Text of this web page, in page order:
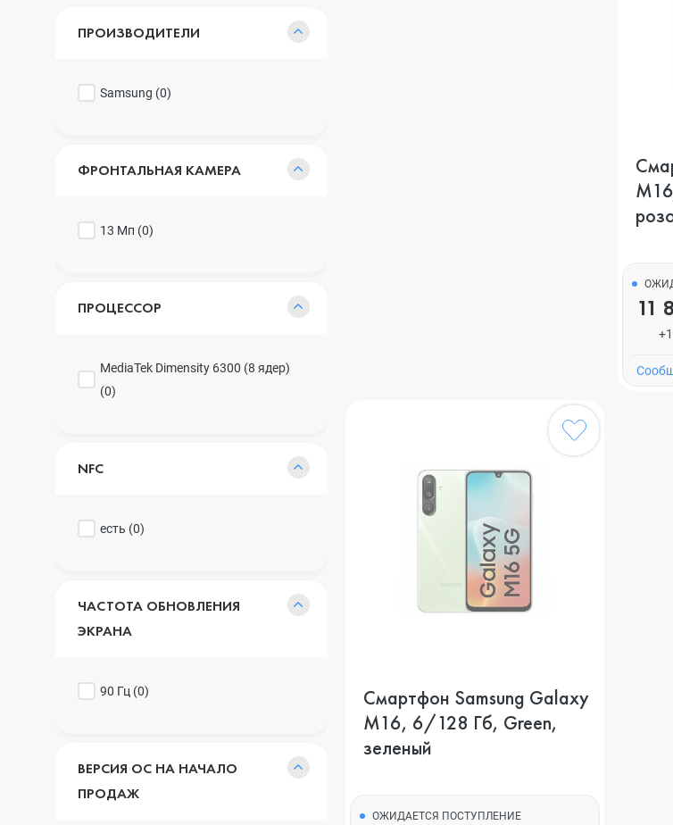
ПРОИЗВОДИТЕЛИ
Samsung (0)
ФРОНТАЛЬНАЯ КАМЕРА
13 Мп (0)
ПРОЦЕССОР
MediaTek Dimensity 6300 (8 ядер)
(0)
NFC
есть (0)
ЧАСТОТА ОБНОВЛЕНИЯ
ЭКРАНА
90 Гц (0)
ВЕРСИЯ ОС НА НАЧАЛО
ПРОДАЖ
11
Смартфон Samsung Galaxy
M16, 6/128 Гб, Green,
зеленый
ОЖИДАЕТСЯ ПОСТУПЛЕНИЕ